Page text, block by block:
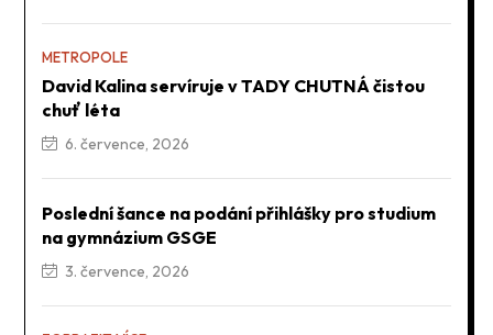
METROPOLE
David Kalina servíruje v TADY CHUTNÁ čistou
chuť léta
6. července, 2026
Poslední šance na podání přihlášky pro studium
na gymnázium GSGE
3. července, 2026